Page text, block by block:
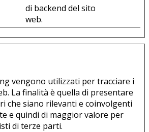
di backend del sito
web.
vengono utilizzati per tracciare i
La finalità è quella di presentare
che siano rilevanti e coinvolgenti
e quindi di maggior valore per
di terze parti.